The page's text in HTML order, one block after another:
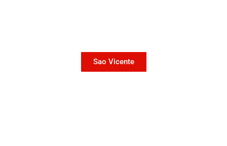
Sao Vicente